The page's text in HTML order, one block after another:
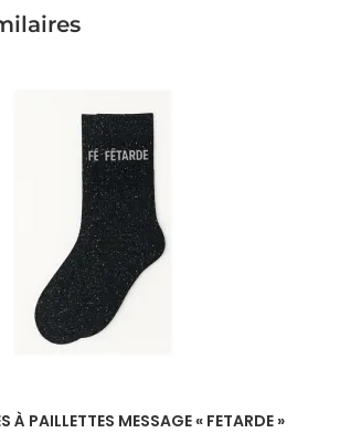
À PAILLETTES MESSAGE « FETARDE »